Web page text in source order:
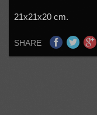
21x21x20 cm.
SHARE